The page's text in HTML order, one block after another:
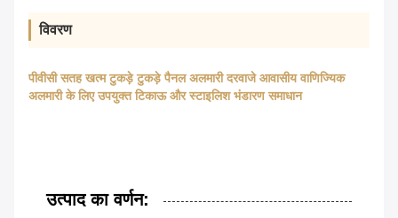
विवरण
पीवीसी सतह खत्म टुकड़े टुकड़े पैनल अलमारी दरवाजे आवासीय वाणिज्यिक
अलमारी के लिए उपयुक्त टिकाऊ और स्टाइलिश भंडारण समाधान
उत्पाद का वर्णन: